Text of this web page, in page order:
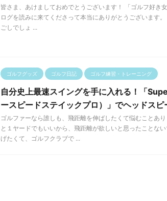
皆さま、あけましておめでとうございます！ 「ゴルフ好き
ログを読みに来てくださって本当にありがとうございます
ごしでしょ ...
ゴルフグッズ ゴルフ日記 ゴルフ練習・トレーニング
自分史上最速スイングを手に入れる！「
ースピードステイックプロ）」でヘッドスピ
ゴルファーなら誰しも、飛距離を伸ばしたくて悩むことあ
と１ヤードでもいいから、飛距離が欲しいと思ったことな
げたくて、ゴルフクラブで ...